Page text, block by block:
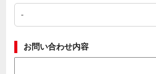
お問い合わせ内容